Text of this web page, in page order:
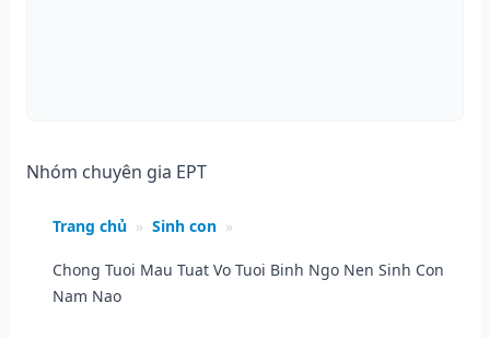
Nhóm chuyên gia EPT
Trang chủ » Sinh con »
Chong Tuoi Mau Tuat Vo Tuoi Binh Ngo Nen Sinh Con
Nam Nao